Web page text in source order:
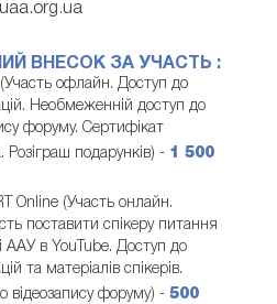
ВНЕСОК ЗА УЧАСТЬ :
(Участь офлайн. Доступ до
Необмеженній доступ до
форуму. Сертифікат
Розіграш подарунків) - 1 500
Online (Участь онлайн.
поставити спікеру питання
ААУ в YouTube. Доступ до
та матеріалів спікерів.
відеозапису форуму) - 500